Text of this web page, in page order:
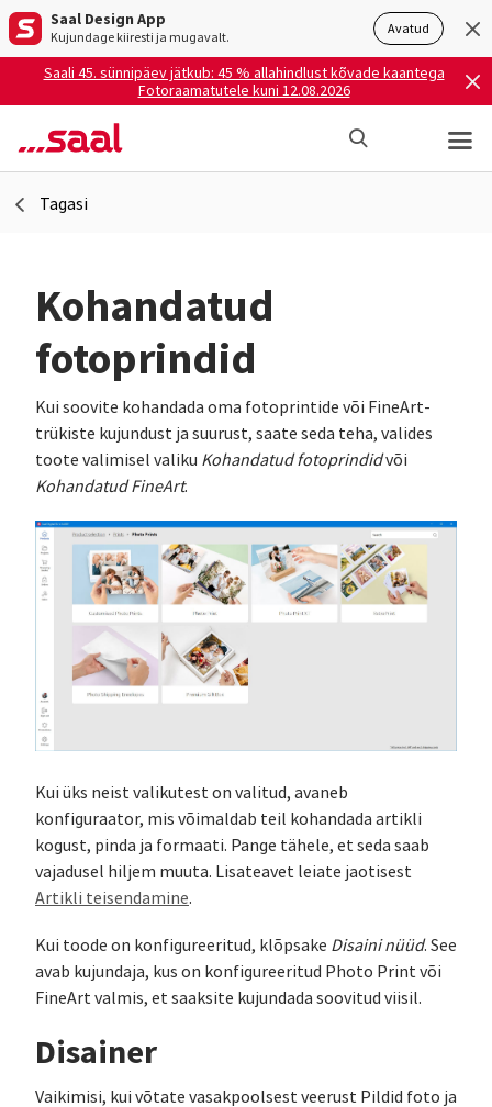
Saal Design App
Kujundage kiiresti ja mugavalt. Avatud
Saali 45. sünnipäev jätkub: 45 % allahindlust kõvade kaantega
Fotoraamatutele kuni 12.08.2026
Tagasi
Kohandatud
fotoprindid
Kui soovite kohandada oma fotoprintide või FineArt-
trükiste kujundust ja suurust, saate seda teha, valides
toote valimisel valiku Kohandatud fotoprindidvõi
Kohandatud FineArt.
Kui üks neist valikutest on valitud, avaneb
konfiguraator, mis võimaldab teil kohandada artikli
kogust, pinda ja formaati. Pange tähele, et seda saab
vajadusel hiljem muuta. Lisateavet leiate jaotisest
Artikli teisendamine.
Kui toode on konfigureeritud, klõpsake Disaini nüüd. See
avab kujundaja, kus on konfigureeritud Photo Print või
FineArt valmis, et saaksite kujundada soovitud viisil.
Disainer
Vaikimisi, kui võtate vasakpoolsest veerust Pildid foto ja